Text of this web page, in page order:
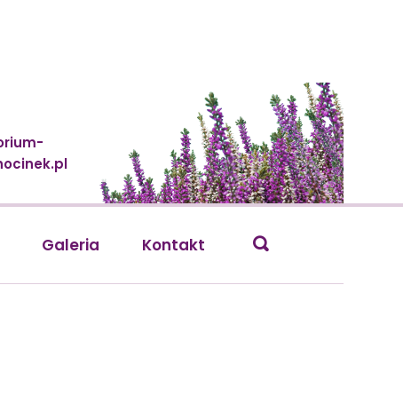
Galeria Kontakt 